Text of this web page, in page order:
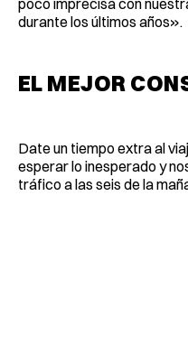
poco imprecisa con
durante los últimos años».
EL MEJOR
Date un tiempo extra al
esperar lo inesperado y
tráfico a las seis de la